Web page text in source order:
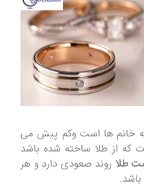
خانم ها است وکم پیش می
که از طلا ساخته شده باشد
طلا روند صعودی دارد و هر